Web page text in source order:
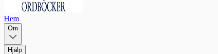
Hem
Om
Hjälp